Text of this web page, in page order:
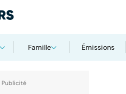
Famille Émissions